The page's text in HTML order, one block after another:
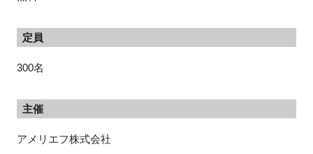
定員
300名
主催
アメリエフ株式会社